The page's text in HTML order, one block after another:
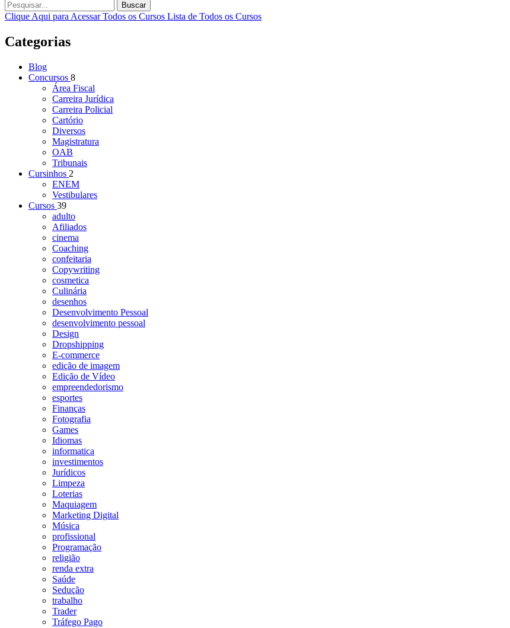
Buscar
Clique Aqui para Acessar Todos os Cursos Lista de Todos os Cursos
Categorias
Blog
Concursos 8
Área Fiscal
Carreira Jurídica
Carreira Policial
Cartório
Diversos
Magistratura
OAB
Tribunais
Cursinhos 2
ENEM
Vestibulares
Cursos 39
adulto
Afiliados
cinema
Coaching
confeitaria
Copywriting
cosmetica
Culinária
desenhos
Desenvolvimento Pessoal
desenvolvimento pessoal
Design
Dropshipping
E-commerce
edição de imagem
Edição de Vídeo
empreendedorismo
esportes
Finanças
Fotografia
Games
Idiomas
informatica
investimentos
Jurídicos
Limpeza
Loterias
Maquiagem
Marketing Digital
Música
profissional
Programação
religião
renda extra
Saúde
Sedução
trabalho
Trader
Tráfego Pago